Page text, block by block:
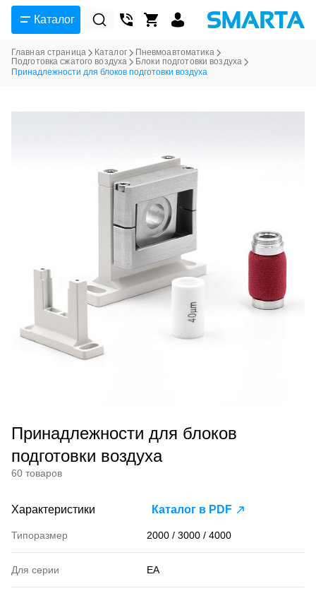
Каталог
Главная страница Каталог
Пневмоавтоматика
Подготовка сжатого воздуха
Блоки подготовки воздуха
Принадлежности для блоков подготовки воздуха
Принадлежности для блоков
подготовки воздуха
60 товаров
Характеристики Каталог в PDF
Типоразмер 2000 / 3000 / 4000
Для серии EA